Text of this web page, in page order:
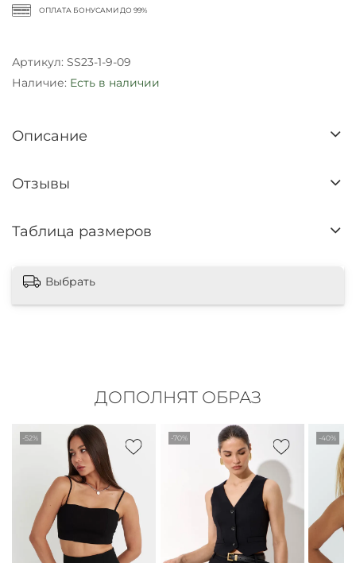
ОПЛАТА БОНУСАМИ ДО 99%
Артикул: SS23-1-9-09
Наличие: Есть в наличии
Описание
Отзывы
Таблица размеров
Выбрать
ДОПОЛНЯТ ОБРАЗ
-52% -70% -40%